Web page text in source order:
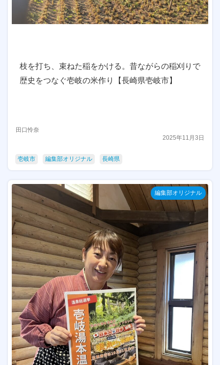
枝を打ち、束ねた稲をかける。昔ながらの稲刈りで
歴史をつなぐ壱岐の米作り【長崎県壱岐市】
田口怜奈
2025年11月3日
壱岐市 編集部オリジナル 長崎県
編集部オリジナル